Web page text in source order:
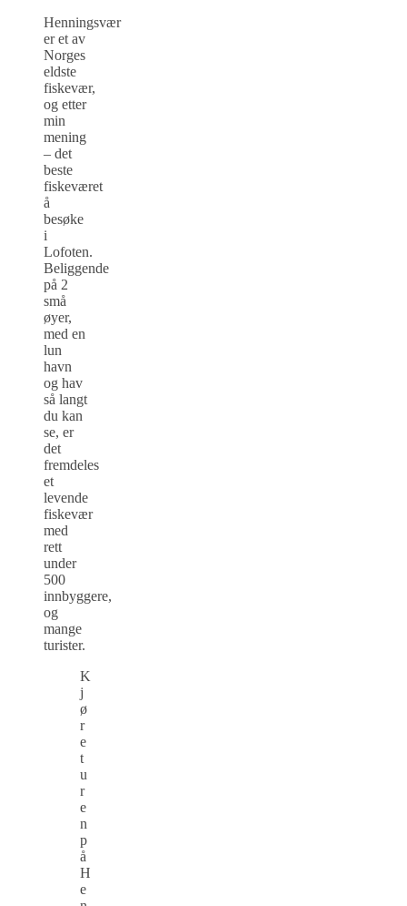
Henningsvær
er et av
Norges
eldste
fiskevær,
og etter
min
mening
– det
beste
fiskeværet
å
besøke
i
Lofoten.
Beliggende
på 2
små
øyer,
med en
lun
havn
og hav
så langt
du kan
se, er
det
fremdeles
et
levende
fiskevær
med
rett
under
500
innbyggere,
og
mange
turister.
K
j
ø
r
e
t
u
r
e
n
p
å
H
e